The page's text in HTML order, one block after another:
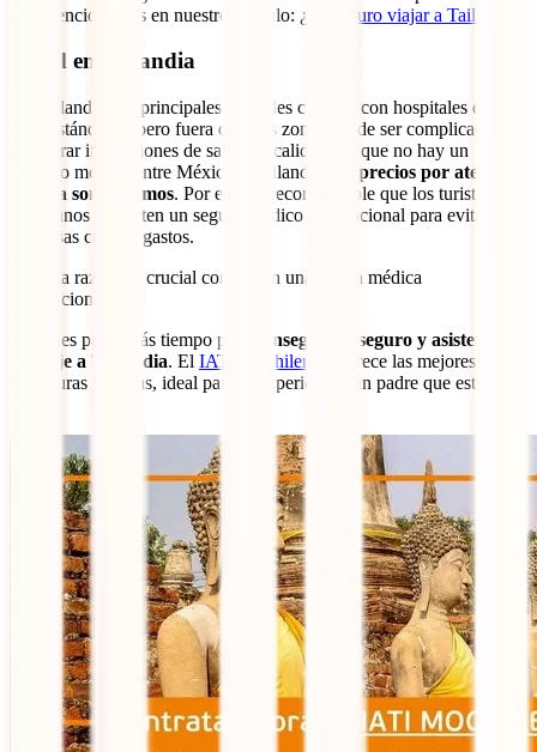
que mencionamos en nuestro artículo: ¿
Es seguro viajar a Tailandia
Salud en Tailandia
En Tailandia, las principales ciudades cuentan con hospitales de
altos estándares, pero fuera de estas zonas puede ser complicado
encontrar instituciones de salud de calidad. Ya que no hay un
acuerdo médico entre México y Tailandia,
los precios por atención
médica son altísimos. Por eso, es recomendable que los turistas
mexicanos contraten un seguro médico internacional para evitar
sorpresas con los gastos.
Por esta razón, es crucial contar con una póliza médica
internacional.
No dejes pasar más tiempo para
conseguir tu seguro y asistencia
de viaje a Tailandia. El IATI Mochilero
te ofrece las mejores
coberturas y tarifas, ideal para la experiencia tan padre que estás por